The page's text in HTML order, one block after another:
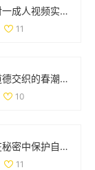
高质量一对一成人视频实时互动体验，尽享私人定制乐趣
11
《欲望与道德交织的春潮：探寻人性深处的挣扎与抉择》
10
《我怎样在秘密中保护自己的婚姻不被丈夫发现》
11